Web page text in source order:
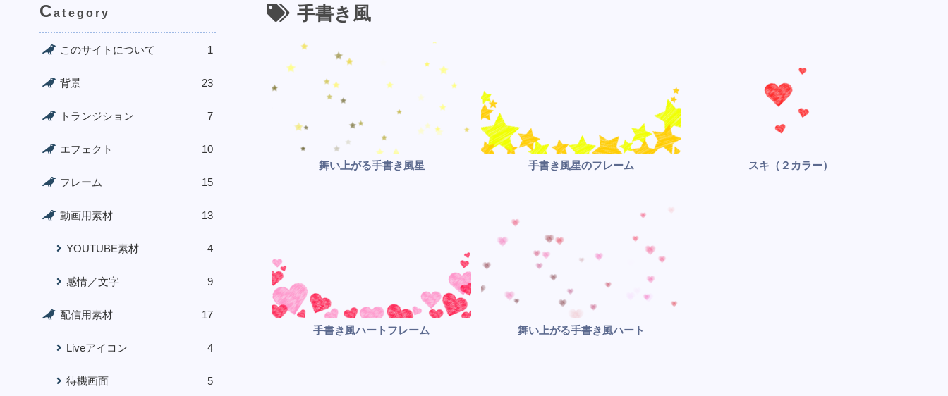
手書き風
舞い上がる手書き風星 手書き風星のフレーム スキ（２カラー）
手書き風ハートフレーム 舞い上がる手書き風ハート
Category
このサイトについて 1
背景 23
トランジション 7
エフェクト 10
フレーム 15
動画用素材 13
YOUTUBE素材 4
感情／文字 9
配信用素材 17
Liveアイコン 4
待機画面 5